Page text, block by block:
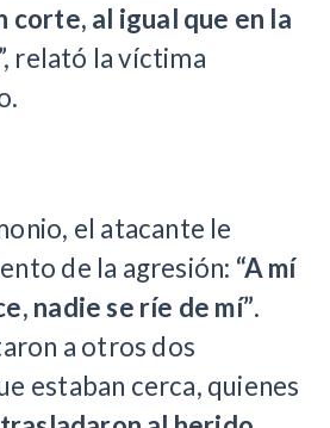
corte, al igual que en la
”, relató la víctima
el atacante le
de la agresión: “A mí
nadie se ríe de mí”.
a otros dos
estaban cerca, quienes